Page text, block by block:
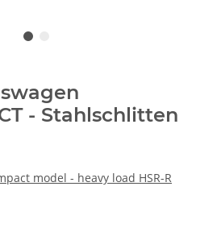
CT - Stahlschlitten
model - heavy load HSR-R